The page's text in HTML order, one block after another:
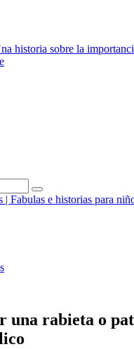
historia sobre la
una rabieta o